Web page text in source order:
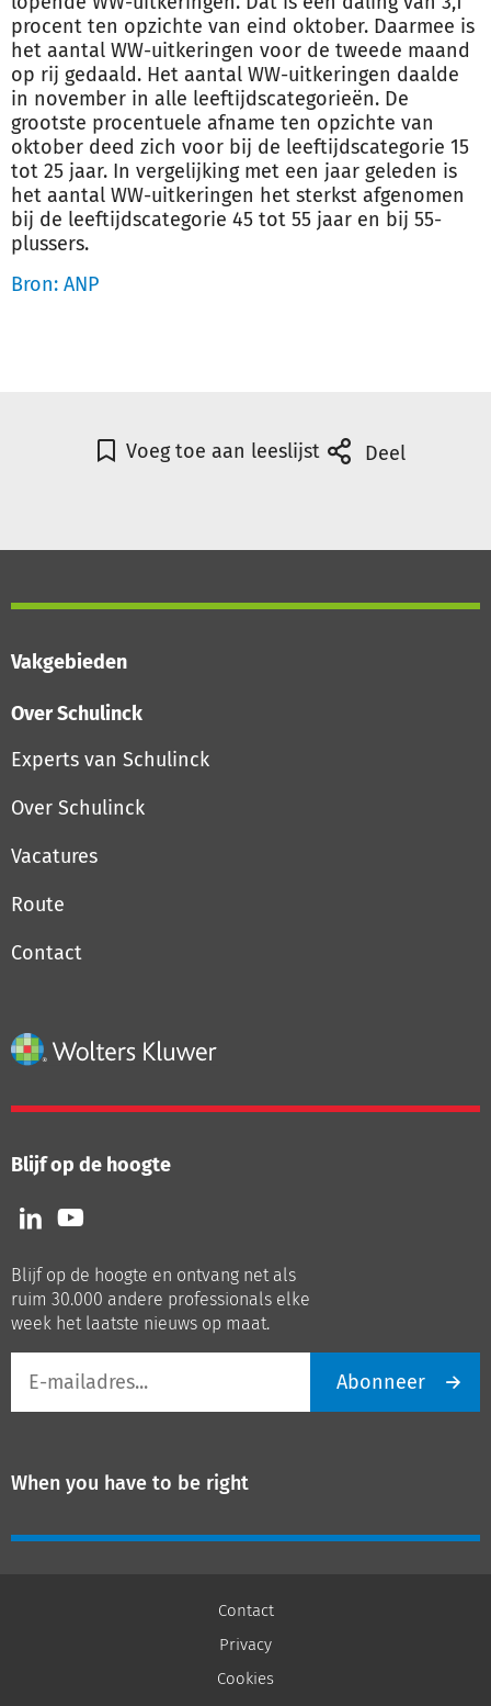
procent ten opzichte van eind oktober. Daarmee is
het aantal WW-uitkeringen voor de tweede maand
op rij gedaald. Het aantal WW-uitkeringen daalde
in november in alle leeftijdscategorieën. De
grootste procentuele afname ten opzichte van
oktober deed zich voor bij de leeftijdscategorie 15
tot 25 jaar. In vergelijking met een jaar geleden is
het aantal WW-uitkeringen het sterkst afgenomen
bij de leeftijdscategorie 45 tot 55 jaar en bij 55-
plussers.
Bron: ANP
Voeg toe aan leeslijst Deel
Vakgebieden
Over Schulinck
Experts van Schulinck
Over Schulinck
Vacatures
Route
Contact
Blijf op de hoogte
Volg
ons
LinkedIn
Volg
ons
Youtube
Blijf op de hoogte en ontvang net als
ruim 30.000 andere professionals elke
week het laatste nieuws op maat.
mailadres
Abonneer
When you have to be right
Contact
Privacy
Cookies